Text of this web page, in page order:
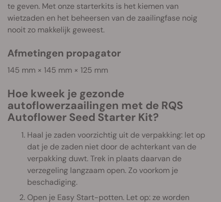
te geven. Met onze starterkits is het kiemen van
wietzaden en het beheersen van de zaailingfase noig
nooit zo makkelijk geweest.
Afmetingen propagator
145 mm × 145 mm × 125 mm
Hoe kweek je gezonde
autoflowerzaailingen met de RQS
Autoflower Seed Starter Kit?
Haal je zaden voorzichtig uit de verpakking: let op
dat je de zaden niet door de achterkant van de
verpakking duwt. Trek in plaats daarvan de
verzegeling langzaam open. Zo voorkom je
beschadiging.
Open je Easy Start-potten. Let op: ze worden